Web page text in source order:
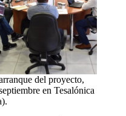
del proyecto,
en Tesalónica